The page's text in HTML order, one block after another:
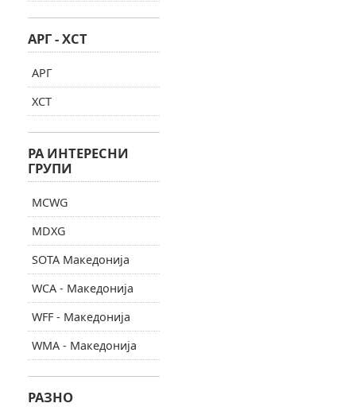
АРГ - ХСТ
АРГ
ХСТ
РА ИНТЕРЕСНИ
ГРУПИ
MCWG
MDXG
SOTA Македонија
WCA - Македонија
WFF - Македонија
WMA - Македонија
РАЗНО